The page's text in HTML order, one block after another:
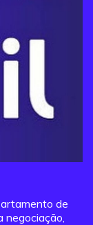
de
negociação,